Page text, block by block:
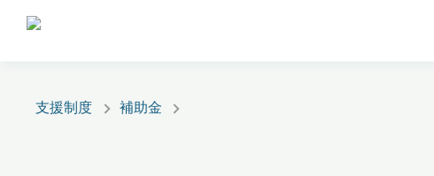
支援制度 補助金